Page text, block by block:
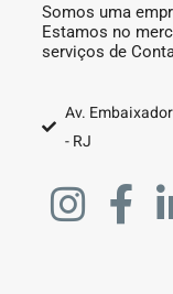
Somos uma
Estamos no
serviços de
Av.
- RJ